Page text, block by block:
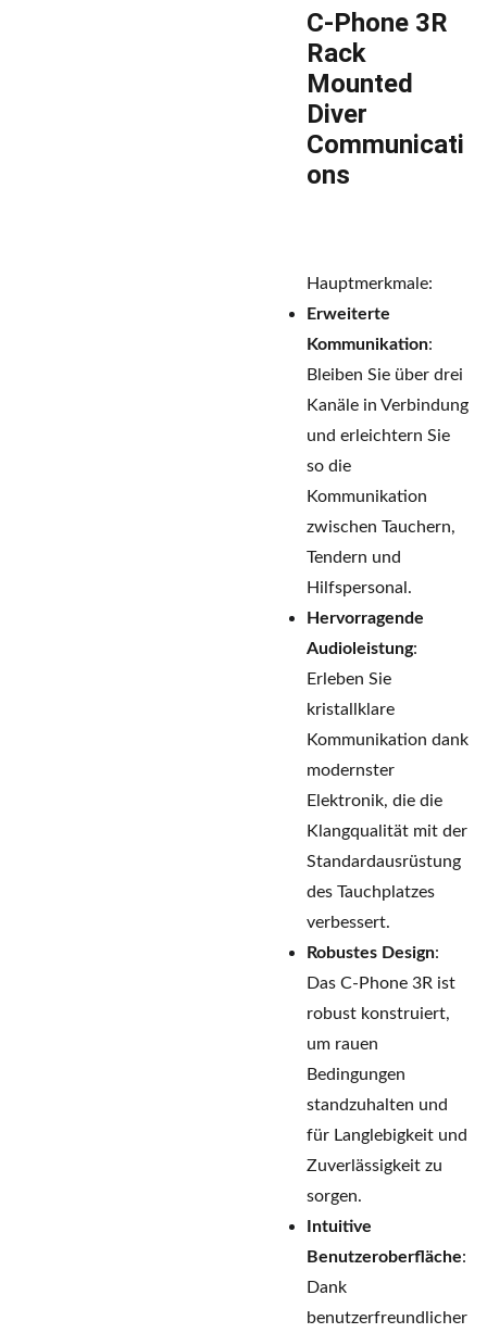
C-Phone 3R
Rack
Mounted
Diver
Communicati
ons
Hauptmerkmale:
Erweiterte
Kommunikation:
Bleiben Sie über drei
Kanäle in Verbindung
und erleichtern Sie
so die
Kommunikation
zwischen Tauchern,
Tendern und
Hilfspersonal.
Hervorragende
Audioleistung:
Erleben Sie
kristallklare
Kommunikation dank
modernster
Elektronik, die die
Klangqualität mit der
Standardausrüstung
des Tauchplatzes
verbessert.
Robustes Design:
Das C-Phone 3R ist
robust konstruiert,
um rauen
Bedingungen
standzuhalten und
für Langlebigkeit und
Zuverlässigkeit zu
sorgen.
Intuitive
Benutzeroberfläche:
Dank
benutzerfreundlicher